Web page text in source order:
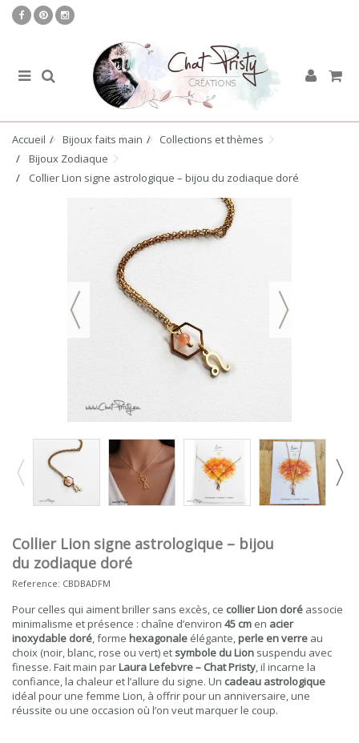
Accueil Bijoux faits main
Collections et thèmes
Bijoux Zodiaque
Collier Lion signe astrologique – bijou du zodiaque doré
Collier Lion signe astrologique – bijou
du zodiaque doré
Reference: CBDBADFM
Pour celles qui aiment briller sans excès, ce collier Lion doré associe
minimalisme et présence : chaîne d’environ 45 cm en acier
inoxydable doré, forme hexagonale élégante,perle en verre au
choix (noir, blanc, rose ou vert) etsymbole du Lion suspendu avec
finesse. Fait main parLaura Lefebvre – Chat Pristy, il incarne la
confiance, la chaleur et l’allure du signe. Un cadeau astrologique
idéal pour une femme Lion, à offrir pour un anniversaire, une
réussite ou une occasion où l’on veut marquer le coup.